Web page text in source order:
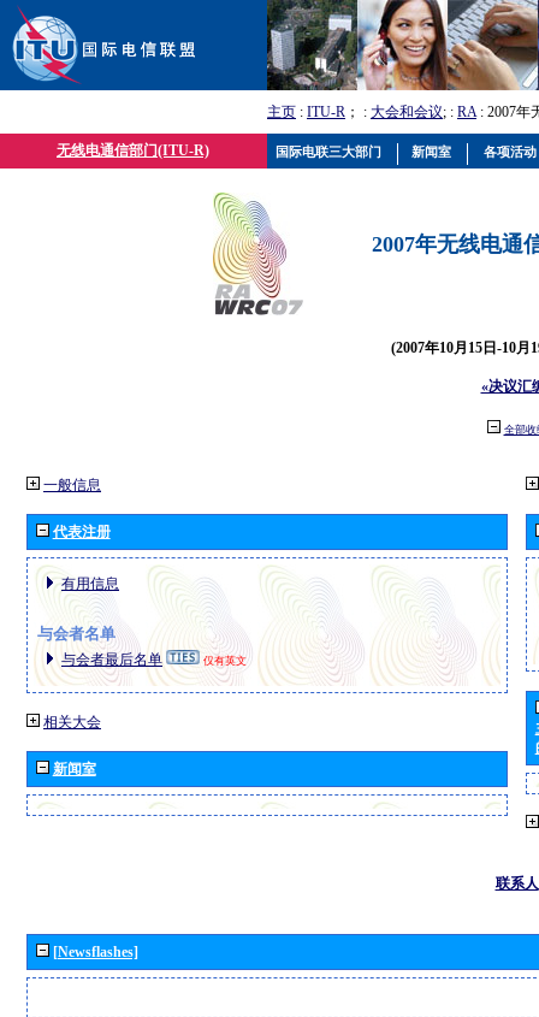
主页 : ITU-R ； : 大会和会议; : RA: 2007年
无线电通信部门(ITU-R)
2007年无线电通
(2007年10月15日-10月
«决议汇
全部收
一般信息
代表注册
有用信息
与会者名单
与会者最后名单 仅有英文
相关大会
新闻室
联系人
[Newsflashes]
国际电联三大部门 新闻室 各项活动